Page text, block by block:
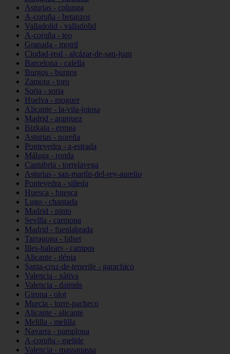
Asturias - colunga
A-coruña - betanzos
Valladolid - valladolid
A-coruña - teo
Granada - motril
Ciudad-real - alcázar-de-san-juan
Barcelona - calella
Burgos - burgos
Zamora - toro
Soria - soria
Huelva - moguer
Alicante - la-vila-joiosa
Madrid - aranjuez
Bizkaia - ermua
Asturias - noreña
Pontevedra - a-estrada
Málaga - ronda
Cantabria - torrelavega
Asturias - san-martín-del-rey-aurelio
Pontevedra - silleda
Huesca - huesca
Lugo - chantada
Madrid - pinto
Sevilla - carmona
Madrid - fuenlabrada
Tarragona - falset
Illes-balears - campos
Alicante - dénia
Santa-cruz-de-tenerife - garachico
Valencia - xàtiva
Valencia - daimús
Girona - olot
Murcia - torre-pacheco
Alicante - alicante
Melilla - melilla
Navarra - pamplona
A-coruña - melide
Valencia - massanassa